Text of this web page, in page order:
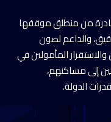
من منطلق موقفها
والداعم لصون
المأمولين في
إلى مساكنهم،
الدولة.